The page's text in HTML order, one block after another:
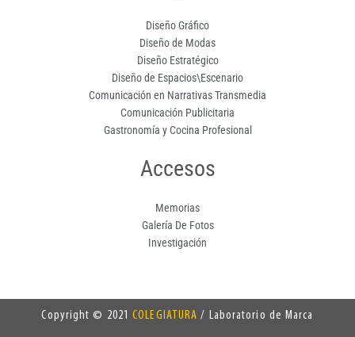
Diseño Gráfico
Diseño de Modas
Diseño Estratégico
Diseño de Espacios\Escenario
Comunicación en Narrativas Transmedia
Comunicación Publicitaria
Gastronomía y Cocina Profesional
Accesos
Memorias
Galería De Fotos
Investigación
Copyright © 2021COLEGIATURA / Laboratorio de Marca